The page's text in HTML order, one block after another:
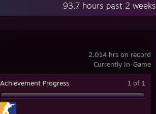
93.7 hours past 2 weeks
2,014 hrs on record
Currently In-Game
Achievement Progress 1 of 1